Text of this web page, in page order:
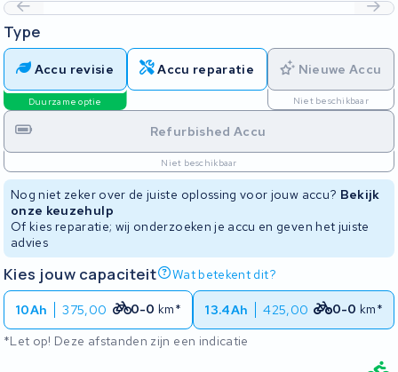
Type
Accu revisie
Duurzame optie
Accu reparatie Nieuwe Accu
Niet beschikbaar
Refurbished Accu
Niet beschikbaar
Nog niet zeker over de juiste oplossing voor jouw accu? Bekijk
onze keuzehulp
Of kies reparatie; wij onderzoeken je accu en geven het juiste
advies
Kies jouw capaciteit Wat betekent dit?
10Ah 375,00 0-0 km* 13.4Ah 425,00 0-0 km*
*Let op! Deze afstanden zijn een indicatie
Je winkelwagen is leeg.
Gratis verzending Altijd een passende oplossing 2